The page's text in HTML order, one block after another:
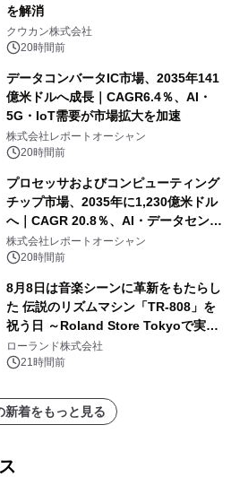
を解消
クウカン株式会社
20時間前
データコンバータIC市場、2035年141
億米ドルへ成長｜CAGR6.4％、AI・
5G・IoT需要が市場拡大を加速
株式会社レポートオーシャン
20時間前
プロセッサおよびコンピューティング
チップ市場、2035年に1,230億米ドル
へ｜CAGR 20.8％、AI・データセンタ
ー需要が成長を牽引
株式会社レポートオーシャン
20時間前
8月8日は音楽シーンに革新をもたらし
た 伝説のリズムマシン「TR-808」を
祝う日 ～Roland Store Tokyoで実機
を展示しての 記念キャンペーンを開
催 英国ラジオ「NTS」の 特別プログ
アーティストを フィーチャーしたアニ
メーションを公開～
ローランド株式会社
21時間前
新着をもっと見る